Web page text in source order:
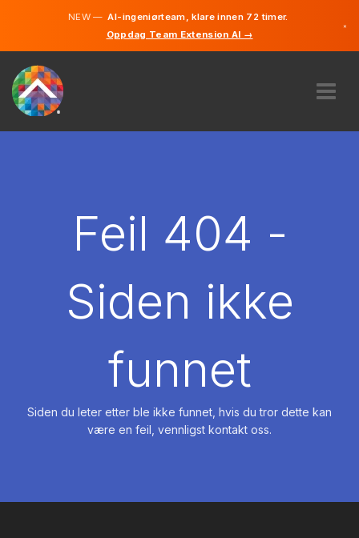
NEW —AI-ingeniørteam, klare innen 72 timer.
Oppdag Team Extension AI →
×
Feil 404 -
Siden ikke
funnet
Siden du leter etter ble ikke funnet, hvis du tror dette kan
være en feil, vennligst kontakt oss.